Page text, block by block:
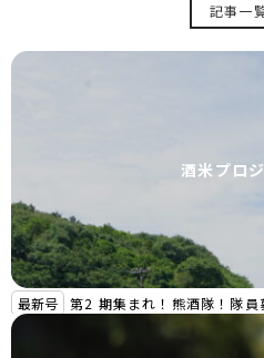
記事一
酒米プロ
最新号 第2 期集まれ！熊酒隊！隊員